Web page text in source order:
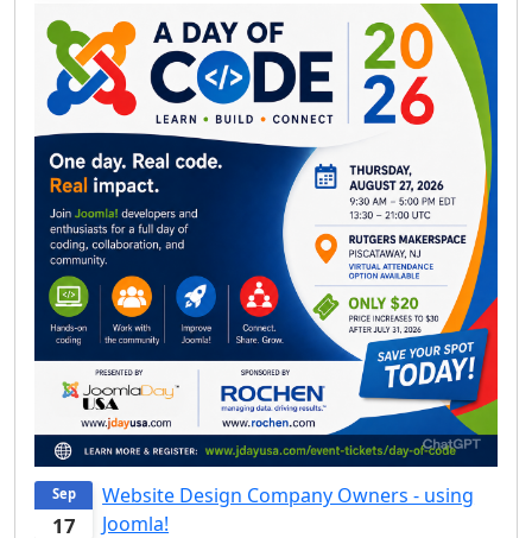
17
Sep
Website Design Company Owners - using
Joomla!